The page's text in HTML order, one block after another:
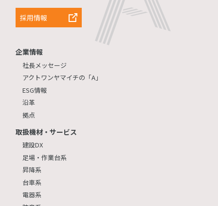
採用情報
企業情報
社長メッセージ
アクトワンヤマイチの「A」
ESG情報
沿革
拠点
取扱機材・サービス
建設DX
足場・作業台系
昇降系
台車系
電器系